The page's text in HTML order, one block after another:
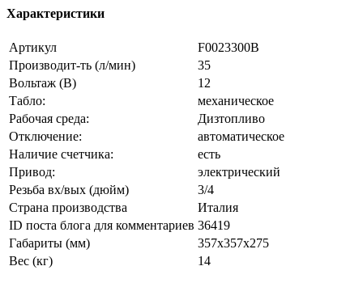
Характеристики
Артикул
F0023300B
Производит-ть (л/мин)
35
Вольтаж (В)
12
Табло:
механическое
Рабочая среда:
Дизтопливо
Отключение:
автоматическое
Наличие счетчика:
есть
Привод:
электрический
Резьба вх/вых (дюйм)
3/4
Страна производства
Италия
ID поста блога для комментариев 36419
Габариты (мм)
357x357x275
Вес (кг)
14